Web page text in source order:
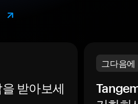
받아보세
그다음에